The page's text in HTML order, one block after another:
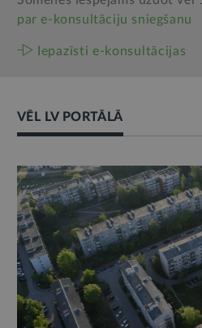
par e‑konsultāciju sniegšanu
Iepazīsti e-konsultācijas
VĒL LV PORTĀLĀ